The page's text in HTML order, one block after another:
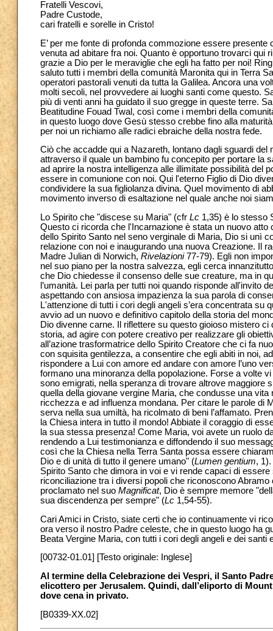
Fratelli Vescovi,
Padre Custode,
cari fratelli e sorelle in Cristo!
E’ per me fonte di profonda commozione essere
venuta ad abitare fra noi. Quanto è opportuno trovarci qui
grazie a Dio per le meraviglie che egli ha fatto per noi!
saluto tutti i membri della comunità Maronita qui in Terra
operatori pastorali venuti da tutta la Galilea. Ancora una
molti secoli, nel provvedere ai luoghi santi come questo.
più di venti anni ha guidato il suo gregge in queste terre.
Beatitudine Fouad Twal, così come i membri della
in questo luogo dove Gesù stesso crebbe fino alla
per noi un richiamo alle radici ebraiche della nostra fede.
Ciò che accadde qui a Nazareth, lontano dagli sguardi
attraverso il quale un bambino fu concepito per portare la
ad aprire la nostra intelligenza alle illimitate possibilità del
essere in comunione con noi. Qui l'eterno Figlio di Dio
condividere la sua figliolanza divina. Quel movimento di
movimento inverso di esaltazione nel quale anche noi
Lo Spirito che "discese su Maria" (cfr Lc 1,35) è lo stesso
Questo ci ricorda che l'Incarnazione è stata un nuovo
dello Spirito Santo nel seno verginale di Maria, Dio si unì
relazione con noi e inaugurando una nuova Creazione. Il
Madre Julian di Norwich, Rivelazioni77-79). Egli non
nel suo piano per la nostra salvezza, egli cerca
che Dio chiedesse il consenso delle sue creature, ma in
l’umanità. Lei parla per tutti noi quando risponde all'invito
aspettando con ansiosa impazienza la sua parola di
L'attenzione di tutti i cori degli angeli s’era concentrata
avvio ad un nuovo e definitivo capitolo della storia del
Dio divenne carne. Il riflettere su questo gioioso mistero
storia, ad agire con potere creativo per realizzare gli
all’azione trasformatrice dello Spirito Creatore che ci fa
con squisita gentilezza, a consentire che egli abiti in noi,
rispondere a Lui con amore ed andare con amore l’uno
formano una minoranza della popolazione. Forse a volte
sono emigrati, nella speranza di trovare altrove maggiore
quella della giovane vergine Maria, che condusse una
ricchezza e ad influenza mondana. Per citare le parole di
serva nella sua umiltà, ha ricolmato di beni l’affamato.
la Chiesa intera in tutto il mondo! Abbiate il coraggio di
la sua stessa presenza! Come Maria, voi avete un ruolo
rendendo a Lui testimonianza e diffondendo il suo
così che la Chiesa nella Terra Santa possa essere
Dio e di unità di tutto il genere umano" (Lumen gentium,
Spirito Santo che dimora in voi e vi rende capaci di
riconciliazione tra i diversi popoli che riconoscono
proclamato nel suo Magnificat, Dio è sempre memore
sua discendenza per sempre" (Lc 1,54-55).
Cari Amici in Cristo, siate certi che io continuamente vi
ora verso il nostro Padre celeste, che in questo luogo ha
Beata Vergine Maria, con tutti i cori degli angeli e dei
[00732-01.01] [Testo originale: Inglese]
Al termine della Celebrazione dei Vespri, il Santo
elicottero per Jerusalem. Quindi, dall’eliporto di
dove cena in privato.
[B0339-XX.02]